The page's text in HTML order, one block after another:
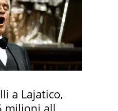
a Lajatico,
milioni alla